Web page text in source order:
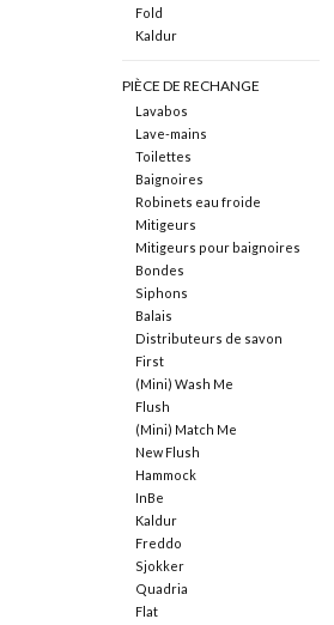
Fold
Kaldur
PIÈCE DE RECHANGE
Lavabos
Lave-mains
Toilettes
Baignoires
Robinets eau froide
Mitigeurs
Mitigeurs pour baignoires
Bondes
Siphons
Balais
Distributeurs de savon
First
(Mini) Wash Me
Flush
(Mini) Match Me
New Flush
Hammock
InBe
Kaldur
Freddo
Sjokker
Quadria
Flat